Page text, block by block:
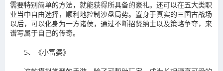
需要特别简单的方法，就能获得所具备的豪礼。还可以在五大类职
业当中自由选择，顺利地控制沙盘局势。置身于真实的三国古战场
以后，可以化身为一方诸侯，通过不断招贤纳士以及策略争夺，来
谱写属于自己的传奇。
5、《小富婆》